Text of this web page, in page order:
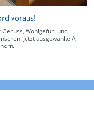
voraus!
Wohlgefühl und
Jetzt ausgewählte A-